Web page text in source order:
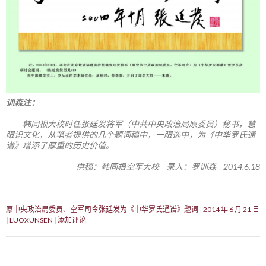
训森注：
韩同根大校时任张廷发将军（中共中央政治局原委员）秘书，慧
眼识文化，从笔者提供的几个题词稿中，一眼选中，为《中华罗氏通
谱》增添了厚重的历史价值。
供稿：韩同根空军大校 录入：罗训森 2014.6.18
原中央政治局委员、空军司令张廷发为《中华罗氏通谱》题词 2014 年 6 月 21 日
LUOXUNSEN 添加评论